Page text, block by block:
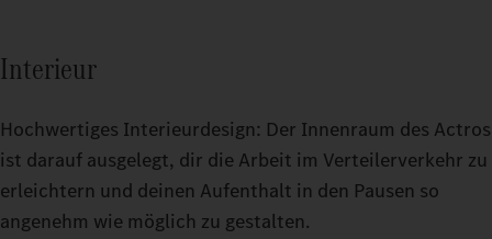
Interieur
Hochwertiges Interieurdesign: Der Innenraum des Actros
ist darauf ausgelegt, dir die Arbeit im Verteilerverkehr zu
erleichtern und deinen Aufenthalt in den Pausen so
angenehm wie möglich zu gestalten.